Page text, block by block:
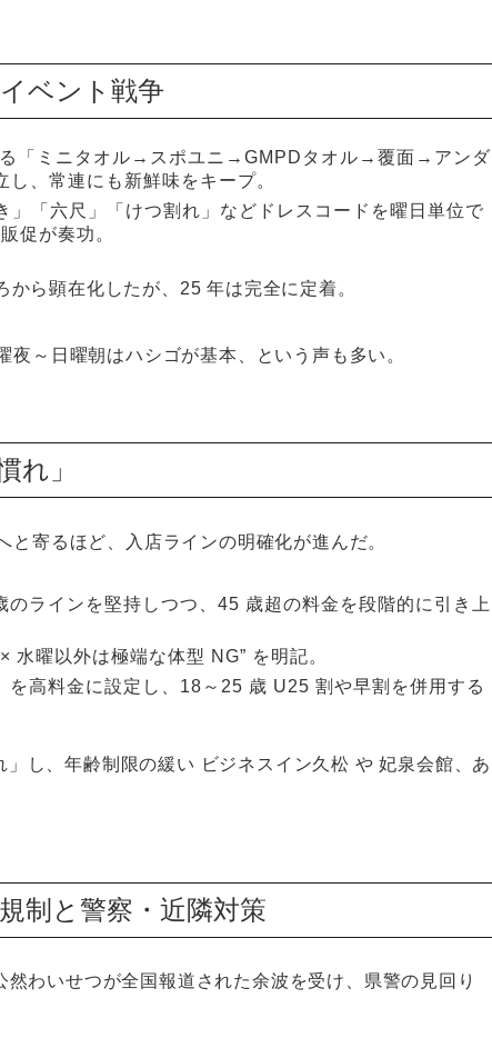
ベント戦争
る「ミニタオル→スポユニ→GMPDタオル→覆面→アンダ
、常連にも新鮮味をキープ。
」「六尺」「けつ割れ」などドレスコードを曜日単位で
促が奏功。
ら顕在化したが、25 年は完全に定着。
～日曜朝はハシゴが基本、という声も多い。
れ」
と寄るほど、 入店ラインの明確化が進んだ。
のラインを堅持しつつ、45 歳超の料金を段階的に引き上
水曜以外は極端な体型 NG” を明記。
を高料金に設定し、18～25 歳 U25 割や早割を併用する
し、年齢制限の緩い ビジネスイン久松 や妃泉会館 、あ
制と警察・近隣対策
然わいせつが全国報道された余波を受け、県警の見回り